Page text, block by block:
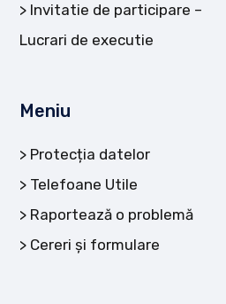
Invitatie de participare –
Lucrari de executie
Meniu
Protecția datelor
Telefoane Utile
Raportează o problemă
Cereri și formulare